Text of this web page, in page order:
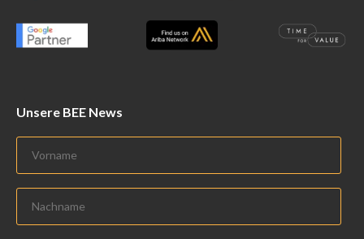
Unsere BEE News